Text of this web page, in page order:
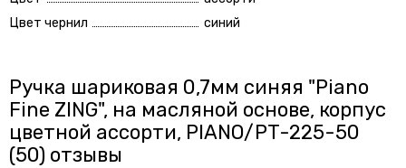
Цвет чернил
синий
Ручка шариковая 0,7мм синяя "Piano
Fine ZING", на масляной основе, корпус
цветной ассорти, PIANO/PT-225-50
(50) отзывы